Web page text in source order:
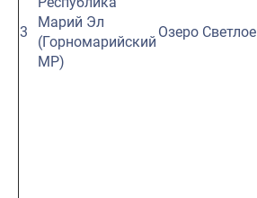
3
Марий Эл
(Горномарийский
МР)
Озеро Светлое